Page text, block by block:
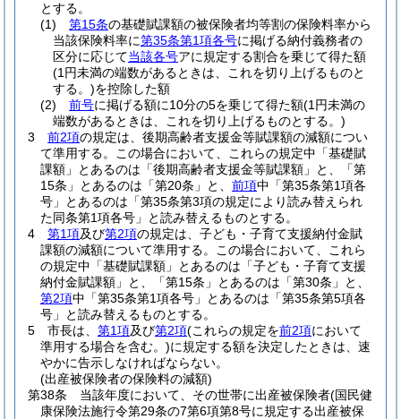
とする。
(1)
第15条の基礎賦課額の被保険者均等割の保険料率から
当該保険料率に第35条第1項各号に掲げる納付義務者の
区分に応じて当該各号アに規定する割合を乗じて得た額
(1円未満の端数があるときは、これを切り上げるものと
する。)を控除した額
(2)
前号に掲げる額に10分の5を乗じて得た額(1円未満の
端数があるときは、これを切り上げるものとする。)
3
前2項の規定は、後期高齢者支援金等賦課額の減額につい
て準用する。
この場合において、これらの規定中「基礎賦
課額」とあるのは「後期高齢者支援金等賦課額」と、「第
15条」とあるのは「第20条」と、 前項中「第35条第1項各
号」とあるのは「第35条第3項の規定により読み替えられ
た同条第1項各号」と読み替えるものとする。
4
第1項及び第2項の規定は、子ども・子育て支援納付金賦
課額の減額について準用する。
この場合において、これら
の規定中「基礎賦課額」とあるのは「子ども・子育て支援
納付金賦課額」と、「第15条」とあるのは「第30条」と、
第2項中「第35条第1項各号」とあるのは「第35条第5項各
号」と読み替えるものとする。
5
市長は、 第1項及び第2項(これらの規定を前2項において
準用する場合を含む。)に規定する額を決定したときは、速
やかに告示しなければならない。
(出産被保険者の保険料の減額)
第38条
当該年度において、その世帯に出産被保険者(国民健
康保険法施行令第29条の7第6項第8号に規定する出産被保